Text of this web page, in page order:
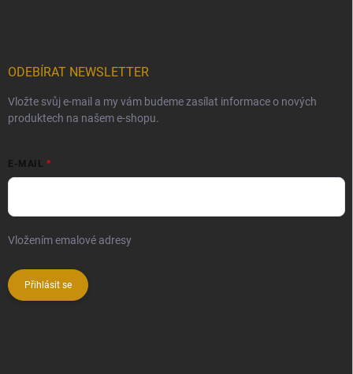
ODEBÍRAT NEWSLETTER
Vložte svůj e-mail a my vám budeme zasílat informace o nových
produktech na našem e-shopu.
E-MAIL
Vložením emalové adresy
Přihlásit se